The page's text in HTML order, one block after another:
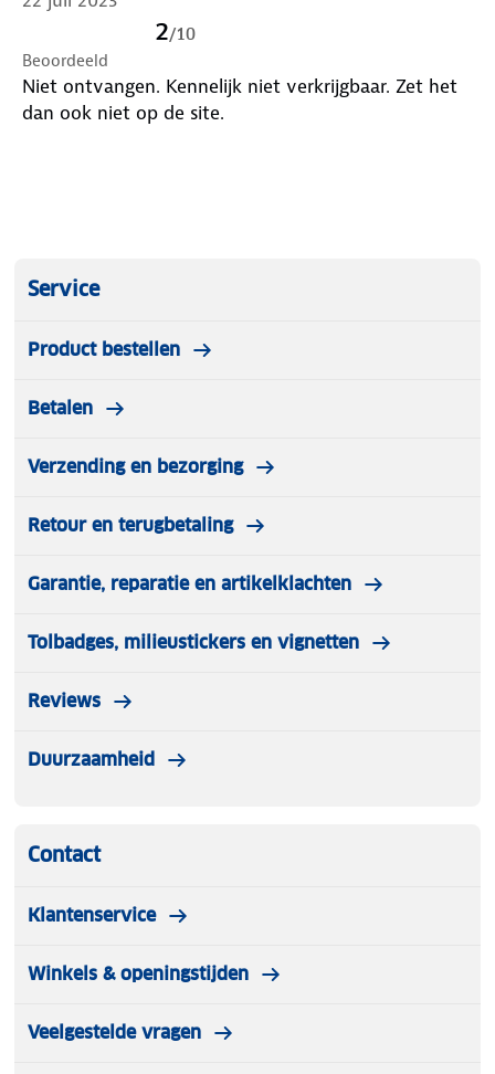
2/10
Beoordeeld
Niet ontvangen. Kennelijk niet verkrijgbaar. Zet het
dan ook niet op de site.
Service
Product bestellen
Betalen
Verzending en bezorging
Retour en terugbetaling
Garantie, reparatie en artikelklachten
Tolbadges, milieustickers en vignetten
Reviews
Duurzaamheid
Contact
Klantenservice
Winkels & openingstijden
Veelgestelde vragen